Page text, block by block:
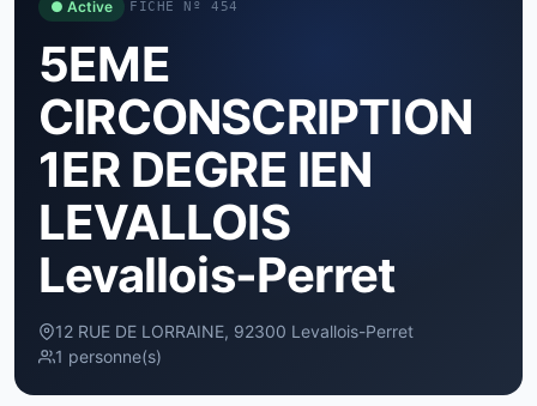
● Active FICHE Nº 454
5EME
CIRCONSCRIPTION
1ER DEGRE IEN
LEVALLOIS
Levallois-Perret
12 RUE DE LORRAINE, 92300 Levallois-Perret
1 personne(s)